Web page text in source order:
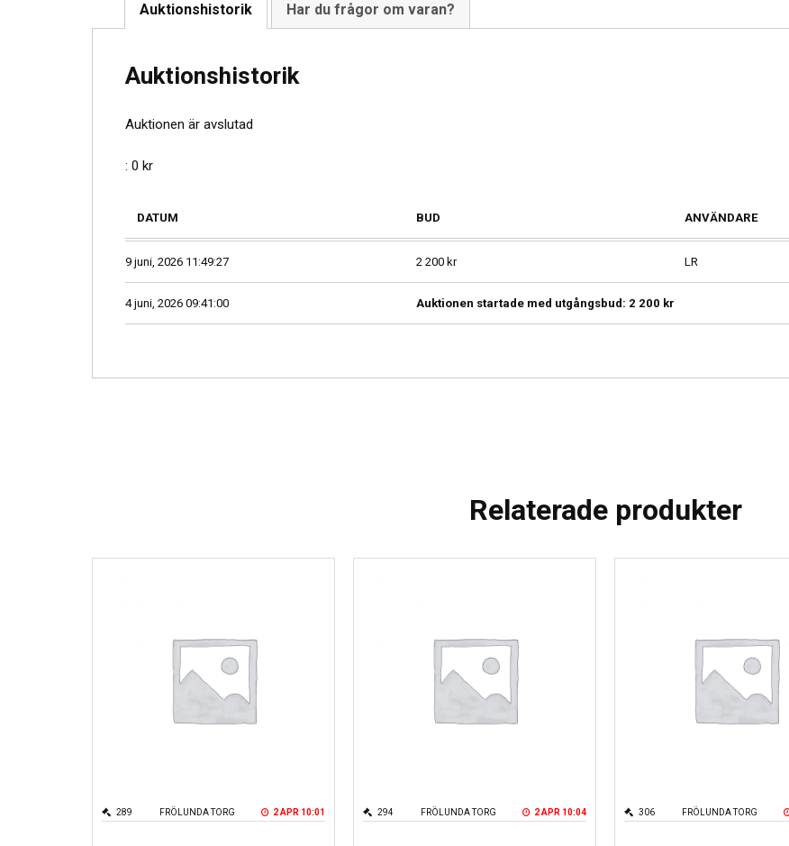
Auktionshistorik Har du frågor om varan?
Auktionshistorik
Auktionen är avslutad
: 0 kr
DATUM BUD ANVÄNDARE
9 juni, 2026 11:49:27 2 200 kr LR
4 juni, 2026 09:41:00 Auktionen startade med utgångsbud: 2 200 kr
Relaterade produkter
FRÖLUNDA TORG
289 2 APR 10:01 FRÖLUNDA TORG
294 2 APR 10:04 FRÖLUNDA TORG
306